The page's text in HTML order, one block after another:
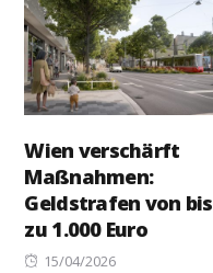
Wien verschärft
Maßnahmen:
Geldstrafen von bis
zu 1.000 Euro
Posted
15/04/2026